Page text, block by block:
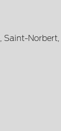
Saint-Norbert,